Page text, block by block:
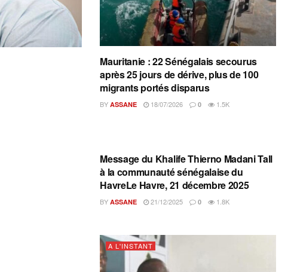
Mauritanie : 22 Sénégalais secourus
après 25 jours de dérive, plus de 100
migrants portés disparus
BY ASSANE 18/07/2026 0 1.5K
A L'INSTANT
Message du Khalife Thierno Madani Tall
à la communauté sénégalaise du
HavreLe Havre, 21 décembre 2025
BY ASSANE 21/12/2025 0 1.8K
A L'INSTANT